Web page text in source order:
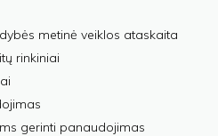
metinė veiklos ataskaita
rinkiniai
gerinti panaudojimas